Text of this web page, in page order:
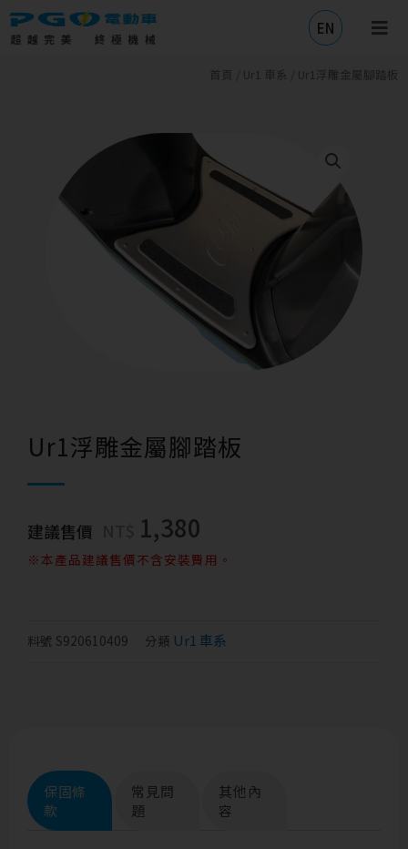
EN
首頁 Ur1 車系 / Ur1浮雕金屬腳踏板
Ur1浮雕金屬腳踏板
建議售價 1,380
※本產品建議售價不含安裝費用。
料號 S920610409 分類 Ur1 車系
保固條
款
常見問
題
其他內
容